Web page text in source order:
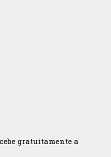
gratuitamente a